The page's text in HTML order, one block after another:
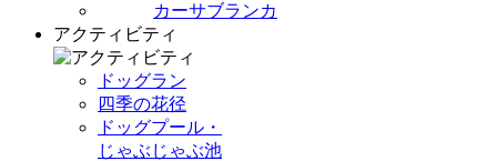
カーサブランカ
アクティビティ
ドッグラン
四季の花径
ドッグプール・
じゃぶじゃぶ池